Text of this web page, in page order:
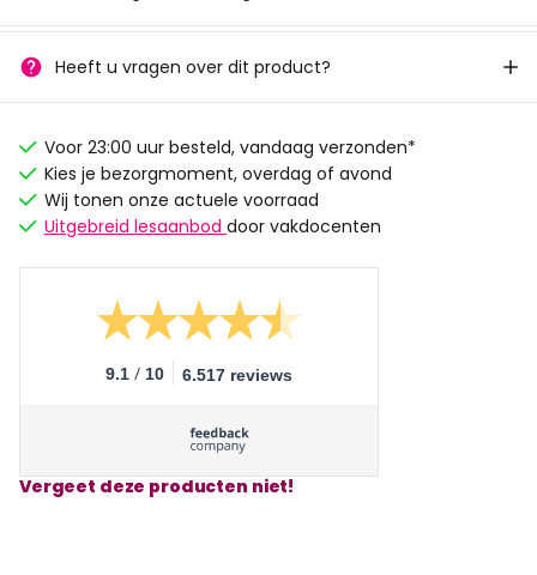
Heeft u vragen over dit product?
Voor 23:00 uur besteld, vandaag verzonden*
Kies je bezorgmoment, overdag of avond
Wij tonen onze actuele voorraad
Uitgebreid lesaanbod door vakdocenten
9.1 / 10 6.517 reviews
Vergeet deze producten niet!